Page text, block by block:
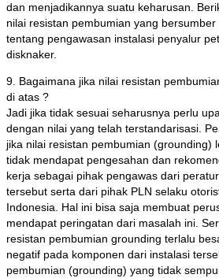
dan menjadikannya suatu keharusan.
nilai resistan pembumian yang
tentang pengawasan instalasi penyalur
disknaker.
9. Bagaimana jika nilai resistan
di atas ?
Jadi jika tidak sesuai seharusnya perlu
dengan nilai yang telah terstandarisasi.
jika nilai resistan pembumian (grounding)
tidak mendapat pengesahan dan
kerja sebagai pihak pengawas dari
tersebut serta dari pihak PLN selaku
Indonesia. Hal ini bisa saja membuat
mendapat peringatan dari masalah ini.
resistan pembumian grounding terlalu
negatif pada komponen dari instalasi
pembumian (grounding) yang tidak